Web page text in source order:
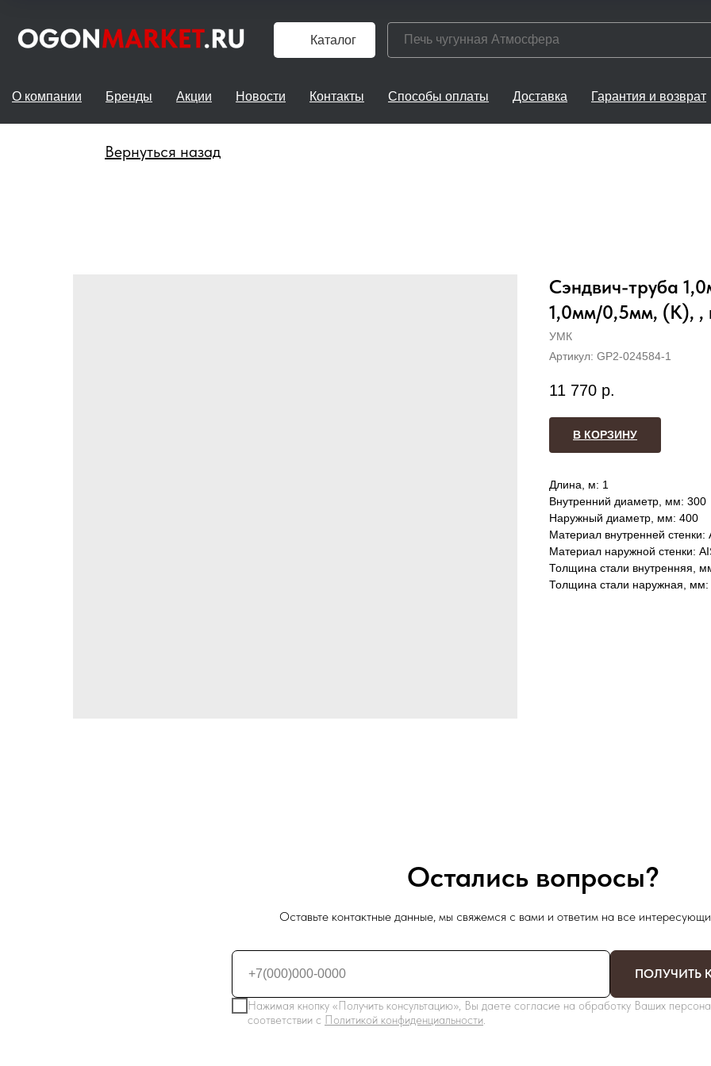
Каталог
О компании Бренды Акции Новости Контакты Способы оплаты Доставка Гарантия и возврат
Вернуться назад
Сэндвич-труба
1,0мм/0,5мм, (К), ,
УМК
Артикул: GP2-024584-1
11 770 р.
В КОРЗИНУ
Длина, м: 1
Внутренний диаметр, мм: 300
Наружный диаметр, мм: 400
Материал внутренней стенки:
Материал наружной стенки:
Толщина стали внутренняя,
Толщина стали наружная, мм:
Остались вопросы?
Оставьте контактные данные, мы свяжемся с вами и ответим на все
Нажимая кнопку «Получить консультацию», Вы даете согласие на обработку Ваших
соответствии с Политикой конфиденциальности.
ПОЛУЧИТЬ